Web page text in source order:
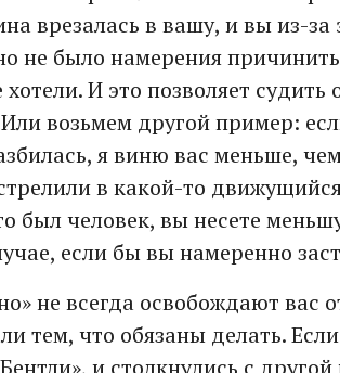
врезалась в вашу, и вы из-за
не было намерения
И это позволяет судить
возьмем другой пример:
я виню вас меньше,
в какой-то
был человек, вы несете
если бы вы намеренно
не всегда освобождают вас
тем, что обязаны делать.
и столкнулись с